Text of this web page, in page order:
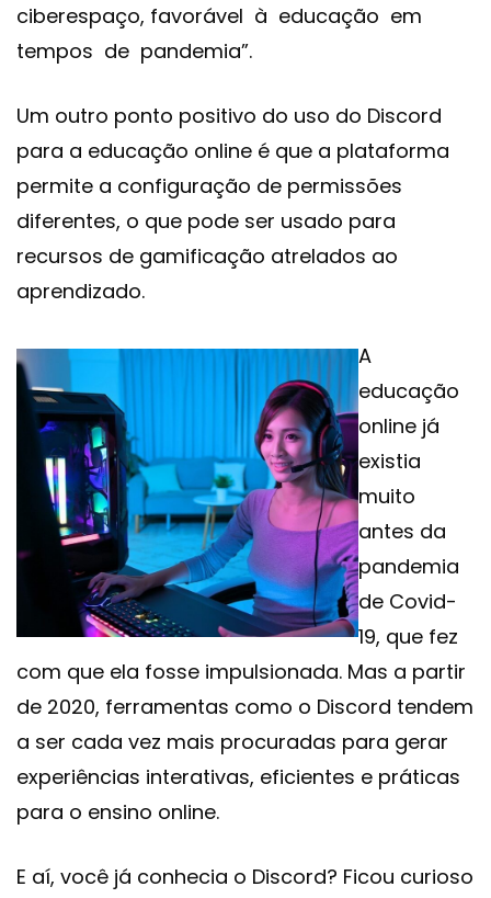
ciberespaço, favorável à educação em
tempos de pandemia”.
Um outro ponto positivo do uso do Discord
para a educação online é que a plataforma
permite a configuração de permissões
diferentes, o que pode ser usado para
recursos de gamificação atrelados ao
aprendizado.
A
educação
online já
existia
muito
antes da
pandemia
de Covid-
19, que fez
com que ela fosse impulsionada. Mas a partir
de 2020, ferramentas como o Discord tendem
a ser cada vez mais procuradas para gerar
experiências interativas, eficientes e práticas
para o ensino online.
E aí, você já conhecia o Discord? Ficou curioso